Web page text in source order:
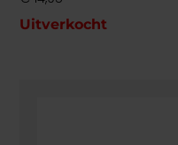
Uitverkocht